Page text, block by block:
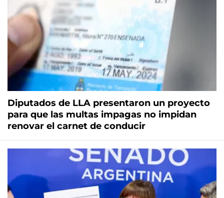
Diputados de LLA presentaron un proyecto
para que las multas impagas no impidan
renovar el carnet de conducir